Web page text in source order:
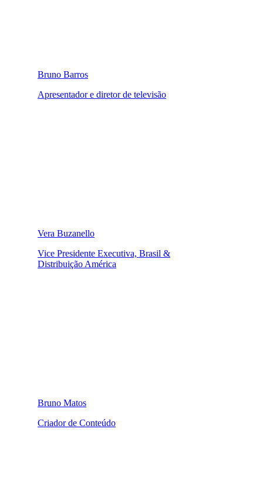
Bruno Barros
Apresentador e diretor de televisão
Vera Buzanello
Vice Presidente Executiva, Brasil &
Distribuição América
Bruno Matos
Criador de Conteúdo